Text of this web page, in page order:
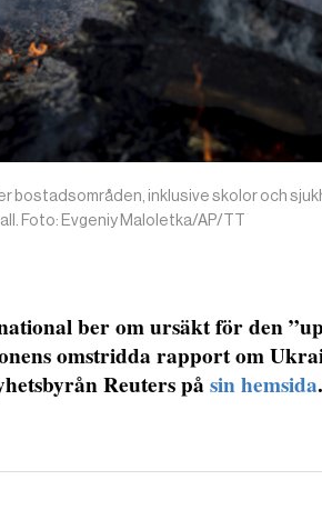
bostadsområden, inklusive skolor och
Foto: Evgeniy Maloletka/AP/TT
ber om ursäkt för den
omstridda rapport om
Reuters påsin hemsida.